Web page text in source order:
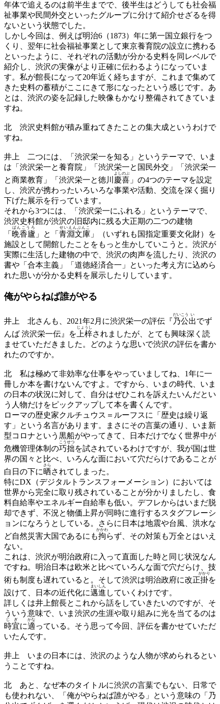
年体で追えるのは前半生までで、後半生はどうしても社会福
祉事業や民間外交といったグループに分けて紹介せざるを得
ないという状態でした。
しかし今回は、例えば明治6（1873）年に第一国立銀行をつ
くり、翌年に社会福祉事業として東京養育院の設立に携わる
といったように、それぞれの活動が分かる史料を同レベルで
紹介し、渋沢の実像がより正確に伝わるようになっていま
す。私が館長になって20年近く経ちますが、これまで集めて
きた史料の蓄積がここにきて形になったという感じです。あ
とは、渋沢の姿を記録した映像もかなり整備されてきていま
すね。
北 渋沢史料館が積み重ねてきたことの集大成というわけで
すね。
井上
二つには、「渋沢栄一を知る」というテーマで、いま
は「渋沢栄一と養育院」「渋沢栄一と国民外交」「渋沢栄一
と商業教育」「渋沢栄一と徳川
慶喜
よしのぶ
」の4つのテーマを設定
し、渋沢が携わったいろいろな事業や活動、交流を深く掘り
下げた展示を行っています。
それから3つには、「渋沢栄一にふれる」というテーマで、
渋沢史料館が渋沢の旧邸内に残る大正期の二つの建物
「 晩香廬
ばんこうろ
」と「 青淵文庫
せいえんぶんこ
」（いずれも国指定重要文化財）を
施設として開館したことをもっと生かしていこうと。渋沢が
実際に生活した建物の中で、渋沢の肉声を流したり、渋沢の
書や「合本主義」「道徳経済合一」といった考え方に込めら
れた思いが分かる史料を展示したりしています。
俺がやらねば誰がやる
井上 北さんも、2021年2月に渋沢栄一の評伝『乃公
だいこう
出
い
でず
んば 渋沢栄一伝』を 上梓
じょうし
されましたが、とても興味深く読
ませていただきました。どのような思いで渋沢の評伝を書か
れたのですか。
北 私は極めて非効率な仕事をやっていましてね、1年に一
冊しか本を書けないんですよ。ですから、いまの時代、いま
の日本の状況に対して、自分はぜひこれを訴えたいんだとい
う人物だけをピックアップして本を書くんです。
ローマの歴史家クルチュウス＝ルーフスに「歴史は繰り返
す」という名言があります。まさにその言葉の通り、いま新
型コロナという黒船がやってきて、日本だけでなく世界中が
危機管理体制の巧拙
こうせつ
を試されているわけですが、我が国は世
界の国々と比べ、いろんな面において穴だらけであることが
白日の下に晒
さら
されてしまった。
特にDX（デジタルトランスフォーメーション）においては
世界から完全に取り残されていることが分かりましたし、食
料自給率やエネルギー自給率も低い。デフレからはいまだ脱
却できず、不況と物価上昇が同時に進行するスタグフレーシ
ョンになろうとしている。さらに日本は地震や台風、洪水な
ど自然災害大国であるにも拘
かかわ
らず、その対策も万全とはいえ
ない。
これは、渋沢が明治政府に入って直面した時と同じ状況なん
ですね。明治日本は欧米と比べていろんな面で穴だらけ、技
術も制度も遅れていると。そして渋沢は明治政府に改正掛
がかり
を
設けて、日本の近代化に邁進
まいしん
していくわけです。
詳しくは井上館長とこれから話をしていきたいのですが、そ
ういう意味で、いま渋沢の生涯や取り組みに光を当てるのは
時宜
じぎ
に適
かな
っている。そう思って今回、評伝を書かせていただ
いたんです。
井上
いまの日本には、渋沢のような人物が求められるとい
うことですね。
北 あと、なぜ本のタイトルに渋沢の言葉でもない、日常で
も使われない、「俺がやらねば誰がやる」という意味の「乃